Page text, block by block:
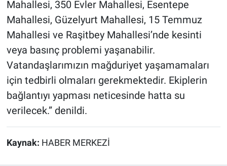
Mahallesi, 350 Evler Mahallesi, Esentepe
Mahallesi, Güzelyurt Mahallesi, 15 Temmuz
Mahallesi ve Raşitbey Mahallesi’nde kesinti
veya basınç problemi yaşanabilir.
Vatandaşlarımızın mağduriyet yaşamamaları
için tedbirli olmaları gerekmektedir. Ekiplerin
bağlantıyı yapması neticesinde hatta su
verilecek.” denildi.
Kaynak: HABER MERKEZİ